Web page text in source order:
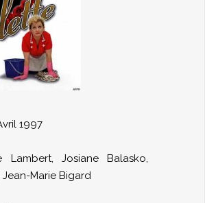
1997
Lambert, Josiane Balasko,
Jean-Marie Bigard